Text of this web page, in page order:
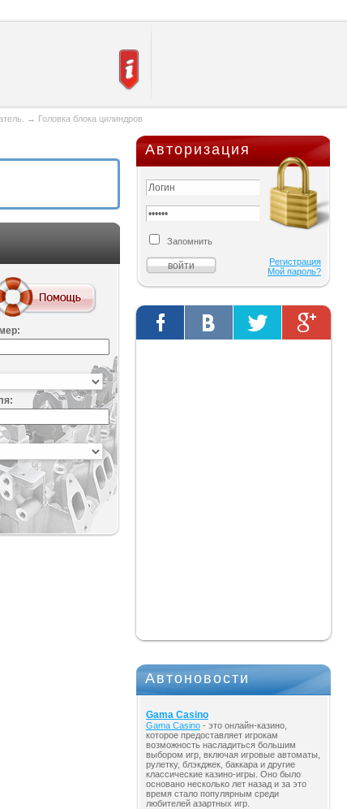
→ Головка блока цилиндров
Авторизация
Запомнить
Регистрация
Мой пароль?
Автоновости
Gama Casino
Gama Casino - это онлайн-казино,
которое предоставляет игрокам
возможность насладиться большим
выбором игр, включая игровые автоматы,
рулетку, блэкджек, баккара и другие
классические казино-игры. Оно было
основано несколько лет назад и за это
время стало популярным среди
любителей азартных игр.